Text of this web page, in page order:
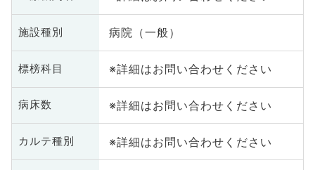
施設種別 病院（一般）
標榜科目 ※詳細はお問い合わせください
病床数 ※詳細はお問い合わせください
カルテ種別 ※詳細はお問い合わせください